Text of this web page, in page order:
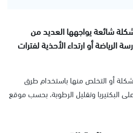
شائعة يواجهها العديد من
أو ارتداء الأحذية لفترات
أو التخلص منها باستخدام طرق
البكتيريا وتقليل الرطوبة، بحسب موقع